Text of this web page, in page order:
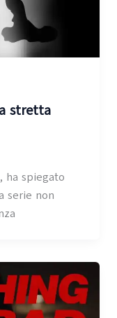
stretta
ha spiegato
serie non